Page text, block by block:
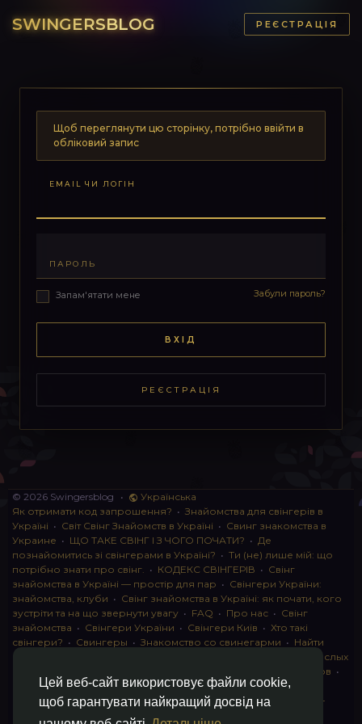
Цей веб-сайт використовує файли cookie,
щоб гарантувати найкращий досвід на
SWINGERSBLOG РЕЄСТРАЦІЯ
Щоб переглянути цю сторінку, потрібно ввійти в
обліковий запис
EMAIL ЧИ ЛОГІН
ПАРОЛЬ
Запам'ятати мене Забули пароль?
ВХІД
РЕЄСТРАЦІЯ
© 2026 Swingersblog •
Українська
Як отримати код запрошення? • Знайомства для свінгерів в
Україні • Світ Свінг Знайомств в Україні • Свинг знакомства в
Украине • ЩО ТАКЕ СВІНГ І З ЧОГО ПОЧАТИ? • Де
познайомитись зі свінгерами в Україні? • Ти (не) лише мій: що
потрібно знати про свінг. • КОДЕКС СВІНГЕРІВ • Свінг
знайомства в Україні — простір для пар • Свінгери України:
знайомства, клуби • Свінг знайомства в Україні: як почати, кого
зустріти та на що звернути увагу • FAQ • Про нас • Свінг
знайомства • Свінгери України • Свінгери Київ • Хто такі
свінгери? • Свингеры • Знакомство со свинегарми • Найти
instagram для взрослых
Клуб свингеров •
Конфіденційність• Правила• Партнерська програма
Свингеры •Свинг-пати•О свингерах откровенно
Свинг-
клуб: что это и как работает